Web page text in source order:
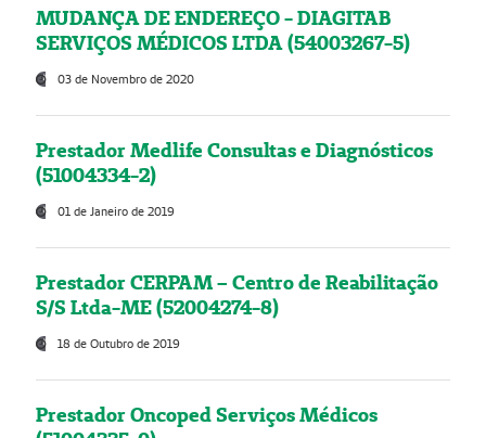
MUDANÇA DE ENDEREÇO - DIAGITAB
SERVIÇOS MÉDICOS LTDA (54003267-5)
03 de Novembro de 2020
Prestador Medlife Consultas e Diagnósticos
(51004334-2)
01 de Janeiro de 2019
Prestador CERPAM – Centro de Reabilitação
S/S Ltda-ME (52004274-8)
18 de Outubro de 2019
Prestador Oncoped Serviços Médicos